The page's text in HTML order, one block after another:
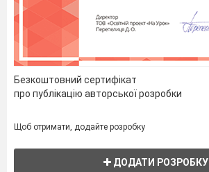
Безкоштовний сертифікат
про публікацію авторської розробки
Щоб отримати, додайте розробку
ДОДАТИ РОЗРОБКУ